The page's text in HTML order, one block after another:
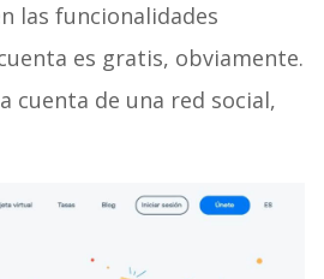
las funcionalidades
es gratis, obviamente.
cuenta de una red social,